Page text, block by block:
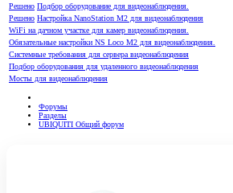
Решено Подбор оборудование для видеонаблюдения.
Решено Настройка NanoStation M2 для видеонаблюдения
WiFi на дачном участке для камер видеонаблюдения.
Обязательные настройки NS Loco M2 для видеонаблюдения.
Системные требования для сервера видеонаблюдения
Подбор оборудования для удаленного видеонаблюдения
Мосты для видеонаблюдения
Форумы
Разделы
UBIQUITI Общий форум